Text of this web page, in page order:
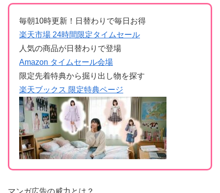
毎朝10時更新！日替わりで毎日お得
楽天市場 24時間限定タイムセール
人気の商品が日替わりで登場
Amazon タイムセール会場
限定先着特典から掘り出し物を探す
楽天ブックス 限定特典ページ